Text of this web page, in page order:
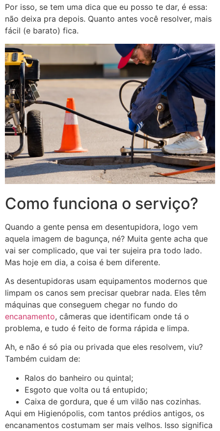
Por isso, se tem uma dica que eu posso te dar, é essa:
não deixa pra depois. Quanto antes você resolver, mais
fácil (e barato) fica.
Como funciona o serviço?
Quando a gente pensa em desentupidora, logo vem
aquela imagem de bagunça, né? Muita gente acha que
vai ser complicado, que vai ter sujeira pra todo lado.
Mas hoje em dia, a coisa é bem diferente.
As desentupidoras usam equipamentos modernos que
limpam os canos sem precisar quebrar nada. Eles têm
máquinas que conseguem chegar no fundo do
encanamento, câmeras que identificam onde tá o
problema, e tudo é feito de forma rápida e limpa.
Ah, e não é só pia ou privada que eles resolvem, viu?
Também cuidam de:
Ralos do banheiro ou quintal;
Esgoto que volta ou tá entupido;
Caixa de gordura, que é um vilão nas cozinhas.
Aqui em Higienópolis, com tantos prédios antigos, os
encanamentos costumam ser mais velhos. Isso significa